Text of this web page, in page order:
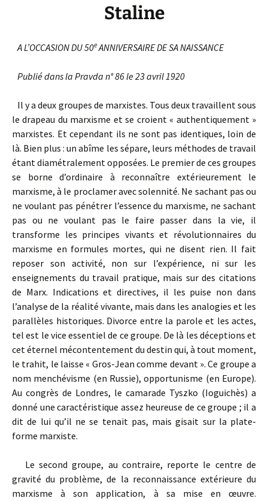
Staline
A L’OCCASION DU 50eANNIVERSAIRE DE SA NAISSANCE
Publié dans la Pravda n° 86 le 23 avril 1920
Il y a deux groupes de marxistes. Tous deux travaillent sous
le drapeau du marxisme et se croient « authentiquement »
marxistes. Et cependant ils ne sont pas identiques, loin de
là. Bien plus : un abîme les sépare, leurs méthodes de travail
étant diamétralement opposées. Le premier de ces groupes
se borne d’ordinaire à reconnaître extérieurement le
marxisme, à le proclamer avec solennité. Ne sachant pas ou
ne voulant pas pénétrer l’essence du marxisme, ne sachant
pas ou ne voulant pas le faire passer dans la vie, il
transforme les principes vivants et révolutionnaires du
marxisme en formules mortes, qui ne disent rien. Il fait
reposer son activité, non sur l’expérience, ni sur les
enseignements du travail pratique, mais sur des citations
de Marx. Indications et directives, il les puise non dans
l’analyse de la réalité vivante, mais dans les analogies et les
parallèles historiques. Divorce entre la parole et les actes,
tel est le vice essentiel de ce groupe. De là les déceptions et
cet éternel mécontentement du destin qui, à tout moment,
le trahit, le laisse « Gros-Jean comme devant ». Ce groupe a
nom menchévisme (en Russie), opportunisme (en Europe).
Au congrès de Londres, le camarade Tyszko (Ioguichès) a
donné une caractéristique assez heureuse de ce groupe ; il a
dit de lui qu’il ne se tenait pas, mais gisait sur la plate-
forme marxiste.
Le second groupe, au contraire, reporte le centre de
gravité du problème, de la reconnaissance extérieure du
marxisme à son application, à sa mise en œuvre.